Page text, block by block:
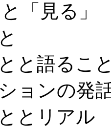
「見る」
と語るこ
ョンの発
とリアル